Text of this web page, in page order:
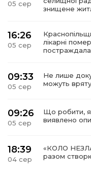
05 сер
знищене
16:26
05 сер
лікарні
постраждала
09:33
05 сер
Не лише
можуть
09:26
05 сер
Що робити,
виявлено
18:39
04 сер
«КОЛО
разом